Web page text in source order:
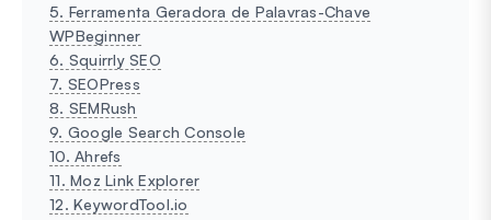
5. Ferramenta Geradora de Palavras-Chave
WPBeginner
6. Squirrly SEO
7. SEOPress
8. SEMRush
9. Google Search Console
10. Ahrefs
11. Moz Link Explorer
12. KeywordTool.io